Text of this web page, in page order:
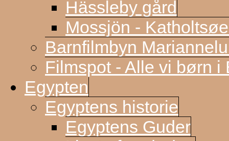
Hässleby gård
Mossjön -
Barnfilmbyn
Filmspot - Alle vi børn i
Egypten
Egyptens historie
Egyptens Guder